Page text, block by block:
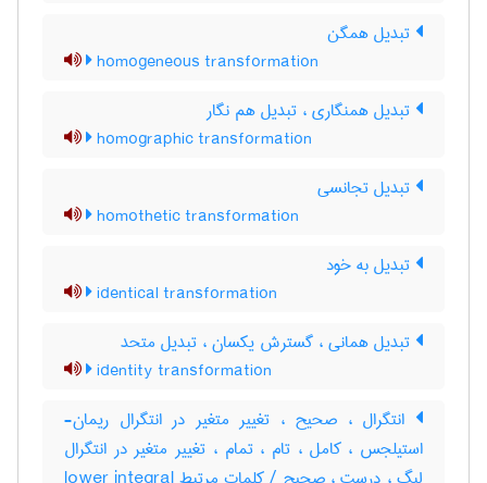
تبدیل همگن
homogeneous transformation
تبدیل همنگاری ، تبدیل هم نگار
homographic transformation
تبدیل تجانسی
homothetic transformation
تبدیل به خود
identical transformation
تبدیل همانی ، گسترش یکسان ، تبدیل متحد
identity transformation
انتگرال ، صحیح ، تغییر متغیر در انتگرال ریمان-
استیلجس ، کامل ، تام ، تمام ، تغییر متغیر در انتگرال